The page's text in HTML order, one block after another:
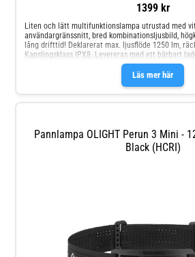
1399 kr
Läs mer här
Liten och lätt multifunktionslampa utrustad med
användargränssnitt, bred kombinationsljusbild,
lång drifttid! Deklarerat max. ljusflöde 1250 lm,
Kapslingsklass IPX8. Levereras med ett bärbart
Pannlampa OLIGHT Perun 3 Mini -
Black (HCRI)